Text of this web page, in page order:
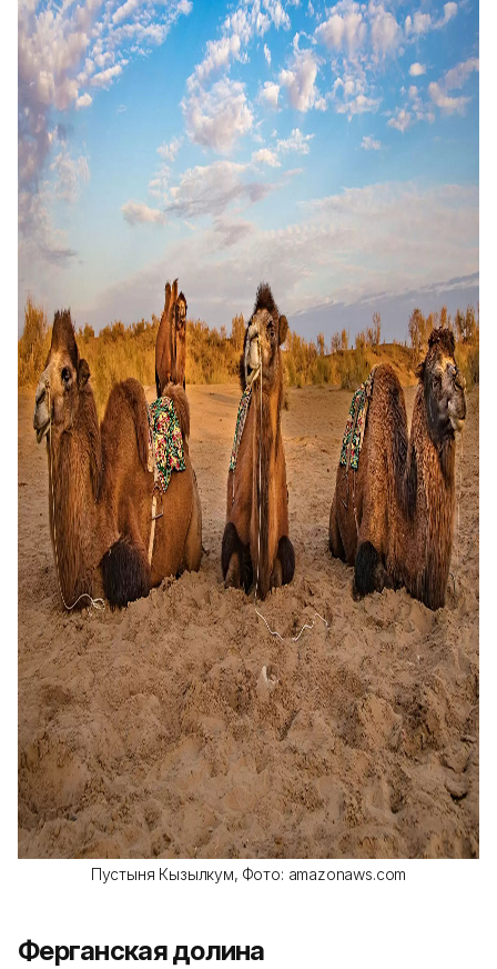
Пустыня Кызылкум, Фото: amazonaws.com
Ферганская долина